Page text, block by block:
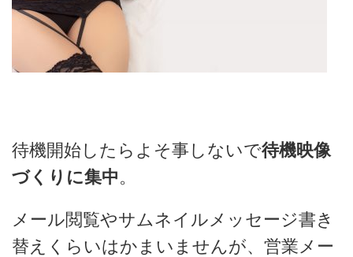
待機開始したらよそ事しないで待機映像
づくりに集中。
メール閲覧やサムネイルメッセージ書き
替えくらいはかまいませんが、営業メー